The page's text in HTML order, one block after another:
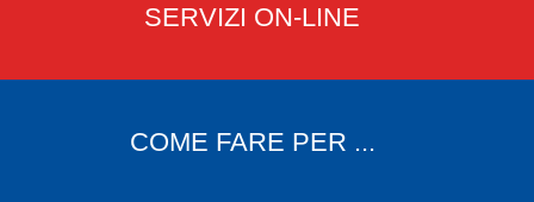
SERVIZI ON-LINE
COME FARE PER ...